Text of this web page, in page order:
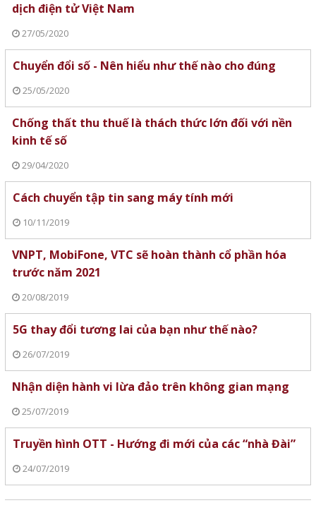
dịch điện tử Việt Nam
27/05/2020
Chuyển đổi số - Nên hiểu như thế nào cho đúng
25/05/2020
Chống thất thu thuế là thách thức lớn đối với nền
kinh tế số
29/04/2020
Cách chuyển tập tin sang máy tính mới
10/11/2019
VNPT, MobiFone, VTC sẽ hoàn thành cổ phần hóa
trước năm 2021
20/08/2019
5G thay đổi tương lai của bạn như thế nào?
26/07/2019
Nhận diện hành vi lừa đảo trên không gian mạng
25/07/2019
Truyền hình OTT - Hướng đi mới của các “nhà Đài”
24/07/2019